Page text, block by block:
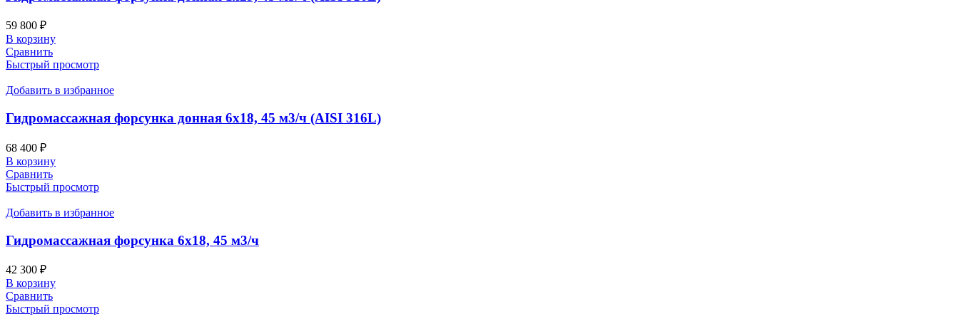
59 800 ₽
В корзину
Сравнить
Быстрый просмотр
Добавить в избранное
Гидромассажная форсунка донная 6х18, 45 м3/ч (AISI 316L)
68 400 ₽
В корзину
Сравнить
Быстрый просмотр
Добавить в избранное
Гидромассажная форсунка 6х18, 45 м3/ч
42 300 ₽
В корзину
Сравнить
Быстрый просмотр